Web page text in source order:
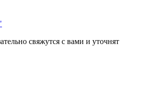
свяжутся с вами и уточнят